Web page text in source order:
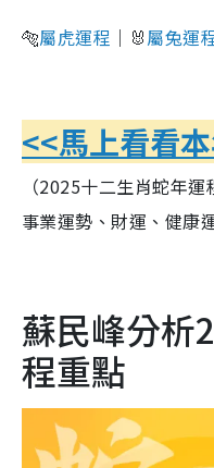
🐅屬虎運程 ｜🐰屬兔運
<<馬上看看
（2025十二生肖蛇年
事業運勢、財運、健康
蘇民峰分析
程重點